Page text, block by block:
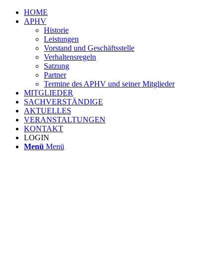
HOME
APHV
Historie
Leistungen
Vorstand und Geschäftsstelle
Verhaltensregeln
Satzung
Partner
Termine des APHV und seiner Mitglieder
MITGLIEDER
SACHVERSTÄNDIGE
AKTUELLES
VERANSTALTUNGEN
KONTAKT
LOGIN
Menü Menü